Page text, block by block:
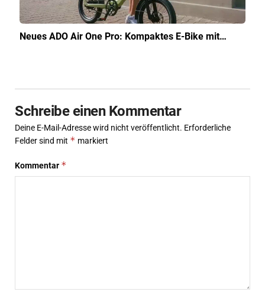
Neues ADO Air One Pro: Kompaktes E-Bike mit…
Schreibe einen Kommentar
Deine E-Mail-Adresse wird nicht veröffentlicht. Erforderliche
Felder sind mit * markiert
Kommentar *